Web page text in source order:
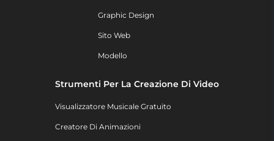
Graphic Design
Sito Web
Modello
Strumenti Per La Creazione Di Video
Visualizzatore Musicale Gratuito
Creatore Di Animazioni